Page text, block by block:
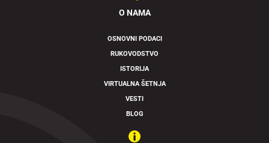
O NAMA
OSNOVNI PODACI
RUKOVODSTVO
ISTORIJA
VIRTUALNA ŠETNJA
VESTI
BLOG